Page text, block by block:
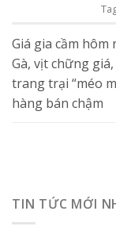
Giá gia cầm hôm
Gà, vịt chững
trang trại “méo
hàng bán chậm
TIN TỨC MỚI